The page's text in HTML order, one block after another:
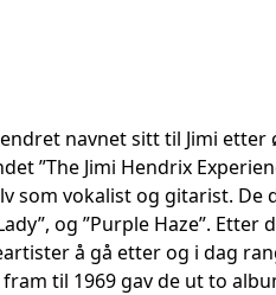
navnet sitt til Jimi etter
”The Jimi Hendrix
som vokalist og gitarist. De
og ”Purple Haze”. Etter
å gå etter og i dag
til 1969 gav de ut to